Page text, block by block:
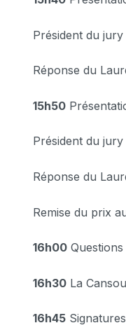
Président du
Réponse du
15h50
Président du jury
Réponse du
Remise du prix
16h00
16h30 La
16h45